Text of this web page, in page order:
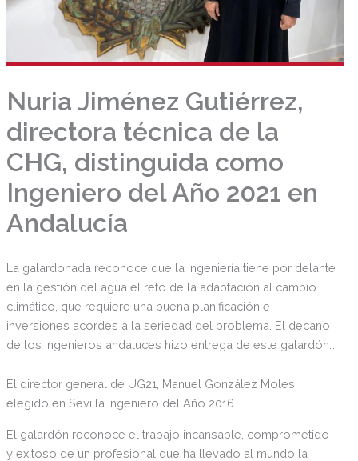
Nuria Jiménez Gutiérrez,
directora técnica de la
CHG, distinguida como
Ingeniero del Año 2021 en
Andalucía
La galardonada reconoce que la ingeniería tiene por delante
en la gestión del agua el reto de la adaptación al cambio
climático, que requiere una buena planificación e
inversiones acordes a la seriedad del problema. El decano
de los Ingenieros andaluces hizo entrega de este galardón,
y 50 años de colegiación, en el restaurante La Raza Puerto.
El director general de UG21, Manuel González Moles,
elegido en Sevilla Ingeniero del Año 2016
El galardón reconoce el trabajo incansable, comprometido
y exitoso de un profesional que ha llevado al mundo la